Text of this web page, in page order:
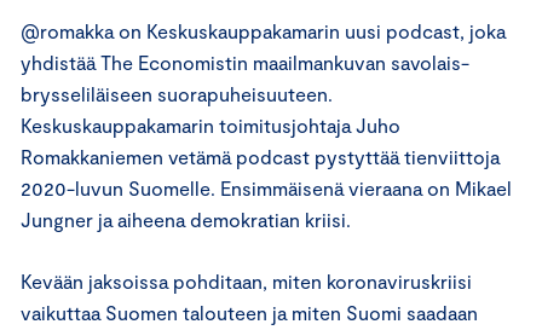
@romakka on Keskuskauppakamarin uusi podcast, joka
yhdistää The Economistin maailmankuvan savolais-
brysseliläiseen suorapuheisuuteen.
Keskuskauppakamarin toimitusjohtaja Juho
Romakkaniemen vetämä podcast pystyttää tienviittoja
2020-luvun Suomelle. Ensimmäisenä vieraana on Mikael
Jungner ja aiheena demokratian kriisi.
Kevään jaksoissa pohditaan, miten koronaviruskriisi
vaikuttaa Suomen talouteen ja miten Suomi saadaan